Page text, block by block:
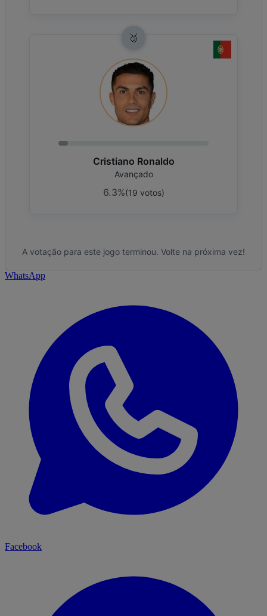
🥉
Cristiano Ronaldo
Avançado
6.3%(19 votos)
A votação para este jogo terminou. Volte na próxima vez!
WhatsApp
Facebook